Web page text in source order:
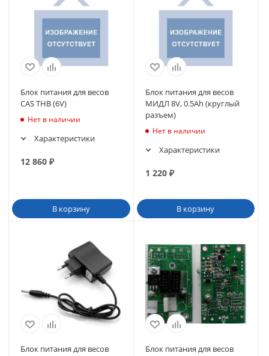
Блок питания для весов
CAS THB (6V)
Нет в наличии
Характеристики
12 860 ₽
В корзину
Блок питания для весов
МИДЛ 8V, 0.5Аh (круглый
разъем)
Нет в наличии
Характеристики
1 220₽
В корзину
Блок питания для весов
Блок питания для весов